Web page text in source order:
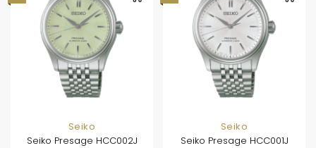
Seiko
Seiko Presage HCC002J
Seiko
Seiko Presage HCC001J